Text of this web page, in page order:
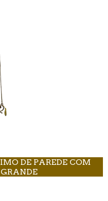
DE PAREDE COM